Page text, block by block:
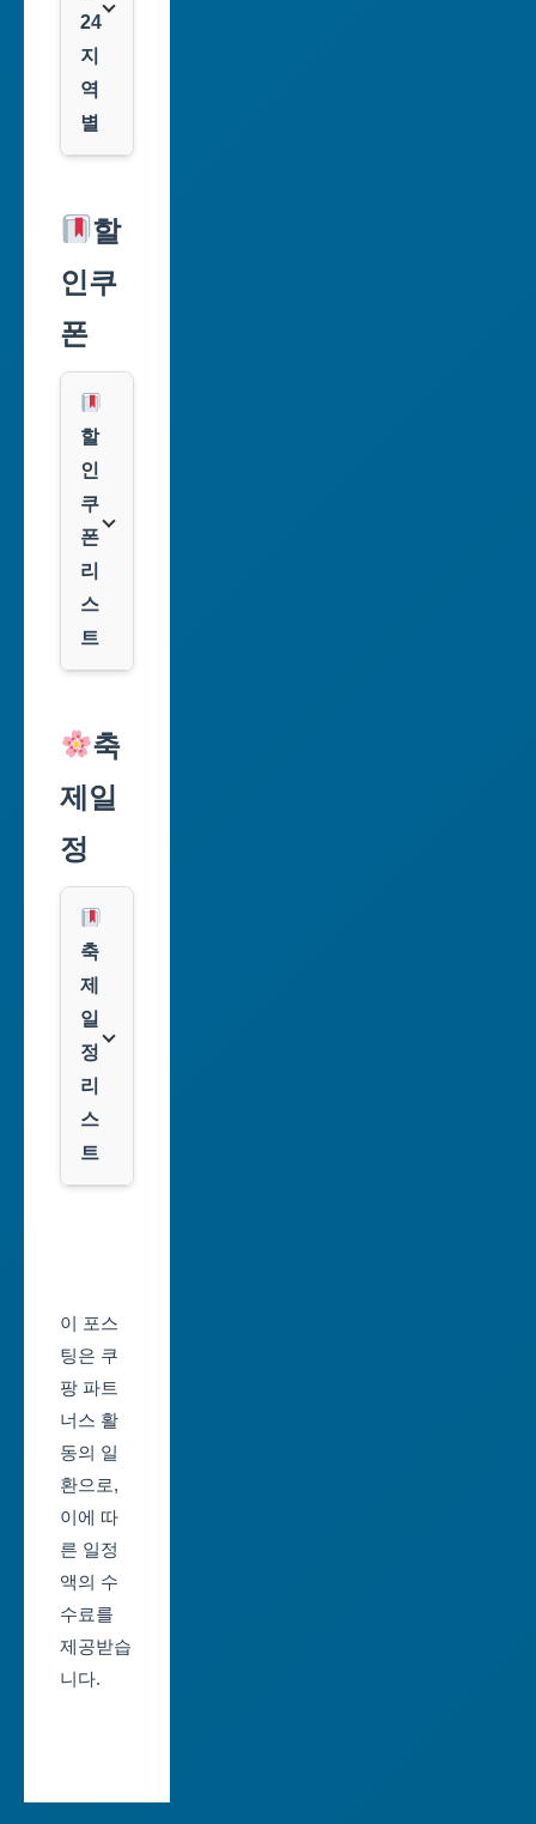
24
지
역
별
울
특
별
부
산
광
역
시
대
인
광
역
광
주
광
역
시
대
전
광
광
역
시
세
종
특
할
인쿠
폰
할
인
쿠
폰
리
스
트
리
익
스
레
쿠
팡
클
룩
축
제일
정
축
제
일
정
리
스
트
일
정
부
산
제
대
구
이 포스
팅은 쿠
팡 파트
너스 활
동의 일
환으로,
이에 따
른 일정
액의 수
수료를
제공받습
니다.